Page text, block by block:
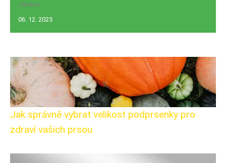
zábava
06. 12. 2025
Jak správně vybrat velikost podprsenky pro
zdraví vašich prsou